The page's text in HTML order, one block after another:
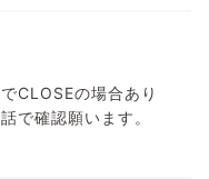
CLOSEの場合あり
で確認願います。